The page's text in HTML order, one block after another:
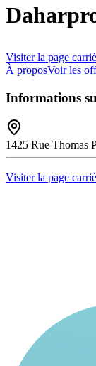
Visiter la page
À proposVoir les
Informations
1425 Rue Thomas
Visiter la page